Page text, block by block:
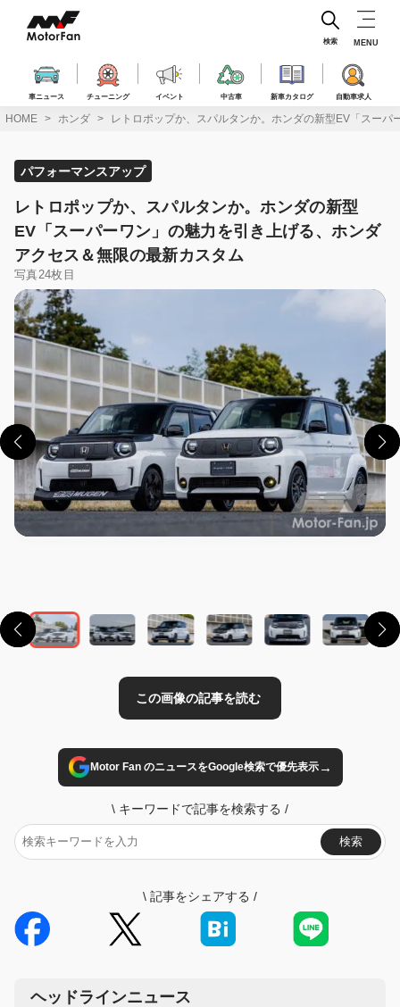
ス
車ニュース チューニング イベント 中古車 新車カタログ 自動車求人
検索 MENU
HOME ホンダ レトロポップか、スパルタンか。ホンダの新型EV「スー
パフォーマンスアップ
レトロポップか、スパルタンか。ホンダの新型
EV「スーパーワン」の魅力を引き上げる、ホンダ
アクセス＆無限の最新カスタム
写真24枚目
Motor Fan のニュースをGoogle検索で優先表示→
\ キーワードで記事を検索する /
検索
\ 記事をシェアする /
ヘッドラインニュース